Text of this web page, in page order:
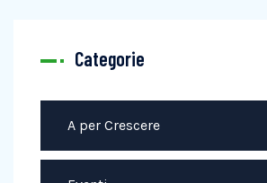
Categorie
A per Crescere